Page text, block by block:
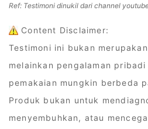
Ref: Testimoni dinukil dari channel youtube
Content Disclaimer:
Testimoni ini bukan
melainkan pengalaman
pemakaian mungkin berbeda
Produk bukan untuk
menyembuhkan, atau